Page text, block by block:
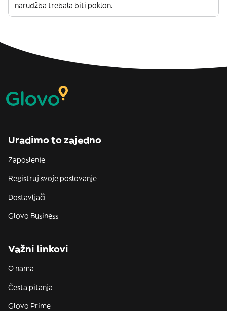
narudžba trebala biti poklon.
Uradimo to zajedno
Zaposlenje
Registruj svoje poslovanje
Dostavljači
Glovo Business
Važni linkovi
O nama
Česta pitanja
Glovo Prime